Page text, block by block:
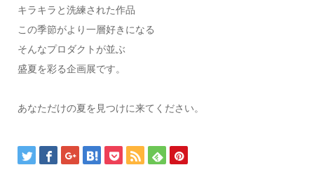
キラキラと洗練された作品
この季節がより一層好きになる
そんなプロダクトが並ぶ
盛夏を彩る企画展です。
あなただけの夏を見つけに来てください。